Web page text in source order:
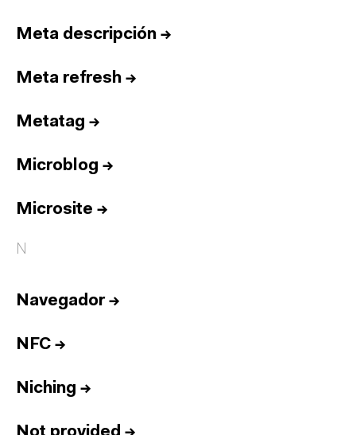
Meta descripción →
Meta refresh →
Metatag →
Microblog →
Microsite →
N
Navegador→
NFC →
Niching →